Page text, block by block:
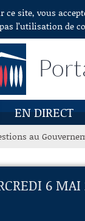
site, vous
pas l’utilisation
EN DIRECT
au
6 MAI